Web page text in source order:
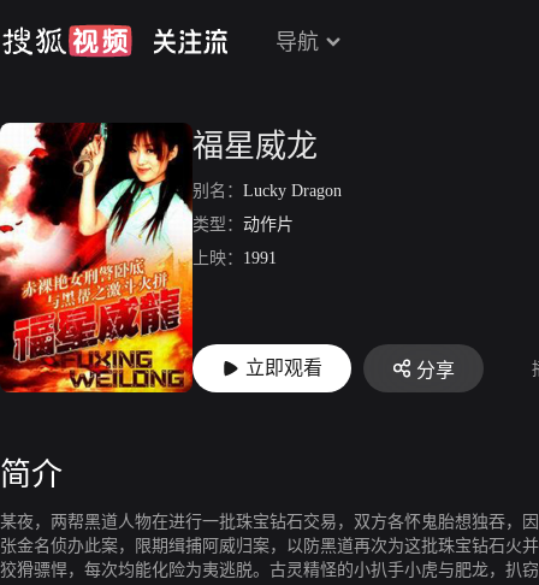
导航
福星威龙
别名： Lucky Dragon
类型： 动作片
上映： 1991
立即观看 分享
简介
某夜，两帮黑道人物在进行一批珠宝钻石交易，双方各怀鬼胎想独吞，
张金名侦办此案，限期缉捕阿威归案，以防黑道再次为这批珠宝钻石火
狡猾骠悍，每次均能化险为夷逃脱。古灵精怪的小扒手小虎与肥龙，扒